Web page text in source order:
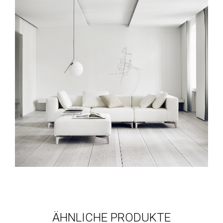
ÄHNLICHE PRODUKTE